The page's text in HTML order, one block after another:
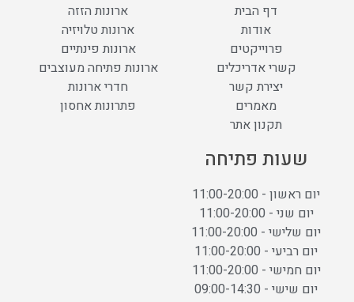
דף הבית
אודות
פרוייקטים
קשרי אדריכלים
יצירת קשר
מאמרים
תקנון אתר
ארונות הזזה
ארונות טלויזיה
ארונות פינתיים
ארונות פתיחה מעוצבים
חדרי ארונות
פתרונות אחסון
שעות פתיחה
יום ראשון - 11:00-20:00
יום שני - 11:00-20:00
יום שלישי - 11:00-20:00
יום רביעי - 11:00-20:00
יום חמישי - 11:00-20:00
יום שישי - 09:00-14:30